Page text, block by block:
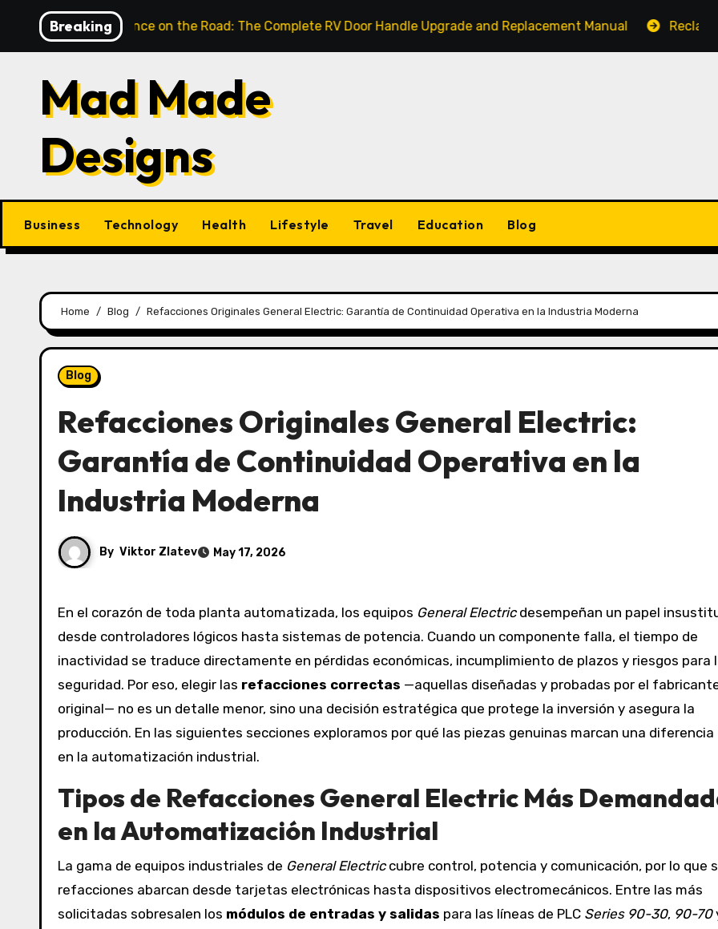
content
Breaking
Confidence on the Road: The Complete RV Door Handle Upgrade and Replacement Manual Reclaim Your
Mad Made
Designs
Business Technology Health Lifestyle Travel Education Blog
Home Blog Refacciones Originales General Electric: Garantía de Continuidad Operativa en la Industria Moderna
Blog
Refacciones Originales General Electric:
Garantía de Continuidad Operativa en la
Industria Moderna
By Viktor Zlatev May 17, 2026
En el corazón de toda planta automatizada, los equipos General Electricdesempeñan un papel
desde controladores lógicos hasta sistemas de potencia. Cuando un componente falla, el tiempo de
inactividad se traduce directamente en pérdidas económicas, incumplimiento de plazos y riesgos para
seguridad. Por eso, elegir las refacciones correctas —aquellas diseñadas y probadas por el
original— no es un detalle menor, sino una decisión estratégica que protege la inversión y asegura la
producción. En las siguientes secciones exploramos por qué las piezas genuinas marcan una diferencia
en la automatización industrial.
Tipos de Refacciones General Electric Más
en la Automatización Industrial
La gama de equipos industriales de General Electriccubre control, potencia y comunicación, por lo que
refacciones abarcan desde tarjetas electrónicas hasta dispositivos electromecánicos. Entre las más
solicitadas sobresalen los módulos de entradas y salidas para las líneas de PLC Series 90-30, 90-70